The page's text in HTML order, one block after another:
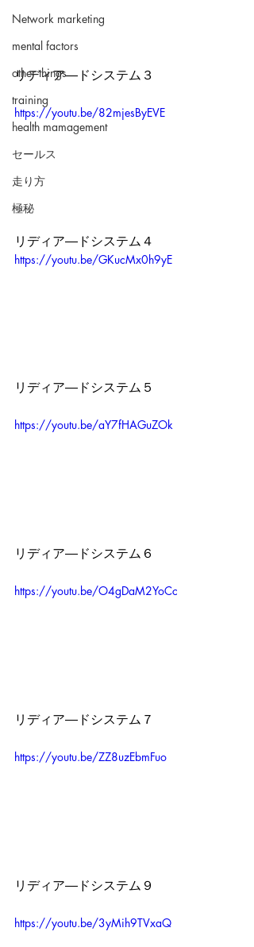
Network marketing
mental factors
other things
training
health mamagement
セールス
走り方
極秘
リディア―ドシステム３
https://youtu.be/82mjesByEVE
リディア―ドシステム４
https://youtu.be/GKucMx0h9yE
リディア―ドシステム５
https://youtu.be/aY7fHAGuZOk
リディア―ドシステム６
https://youtu.be/O4gDaM2YoCc
リディア―ドシステム７
https://youtu.be/ZZ8uzEbmFuo
リディア―ドシステム９
https://youtu.be/3yMih9TVxaQ